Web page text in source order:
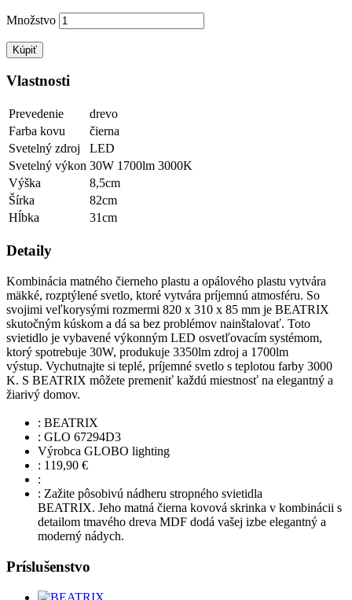
Množstvo
Kúpiť
Vlastnosti
Prevedenie
drevo
Farba kovu
čierna
Svetelný zdroj
LED
Svetelný výkon 30W 1700lm 3000K
Výška
8,5cm
Šírka
82cm
Hĺbka
31cm
Detaily
Kombinácia matného čierneho plastu a opálového plastu vytvára
mäkké, rozptýlené svetlo, ktoré vytvára príjemnú atmosféru. So
svojimi veľkorysými rozmermi 820 x 310 x 85 mm je BEATRIX
skutočným kúskom a dá sa bez problémov nainštalovať. Toto
svietidlo je vybavené výkonným LED osvetľovacím systémom,
ktorý spotrebuje 30W, produkuje 3350lm zdroj a 1700lm
výstup. Vychutnajte si teplé, príjemné svetlo s teplotou farby 3000
K. S BEATRIX môžete premeniť každú miestnosť na elegantný a
žiarivý domov.
: BEATRIX
: GLO 67294D3
Výrobca GLOBO lighting
: 119,90 €
:
: Zažite pôsobivú nádheru stropného svietidla
BEATRIX. Jeho matná čierna kovová skrinka v kombinácii s
detailom tmavého dreva MDF dodá vašej izbe elegantný a
moderný nádych.
Príslušenstvo